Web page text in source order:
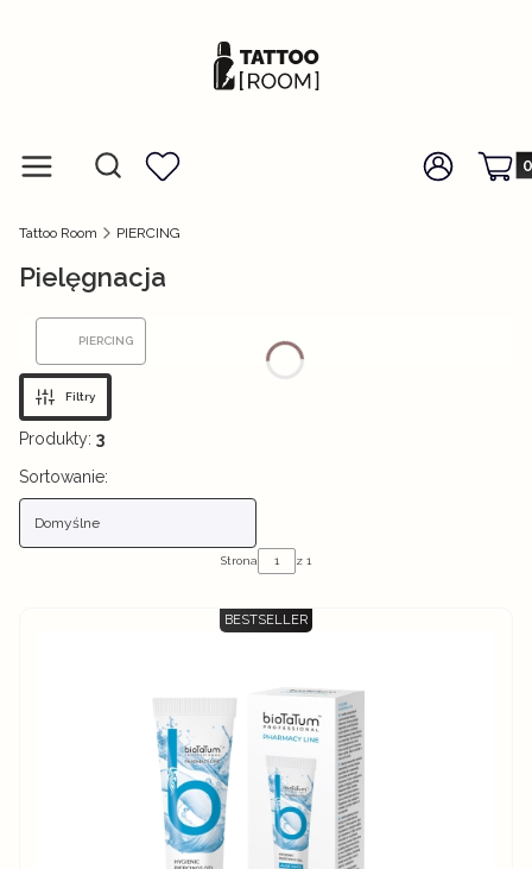
Menu Otwórz wyszukiwarkę
Szukaj Ulubione Zaloguj się
Tattoo Room PIERCING
Pielęgnacja
PIERCING
Filtry
Produkty: 3
Lista produktów
Sortowanie:
Domyślne
Strona z 1
BESTSELLER